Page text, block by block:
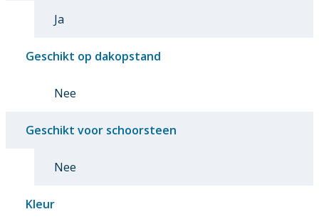
Ja
Geschikt op dakopstand
Nee
Geschikt voor schoorsteen
Nee
Kleur